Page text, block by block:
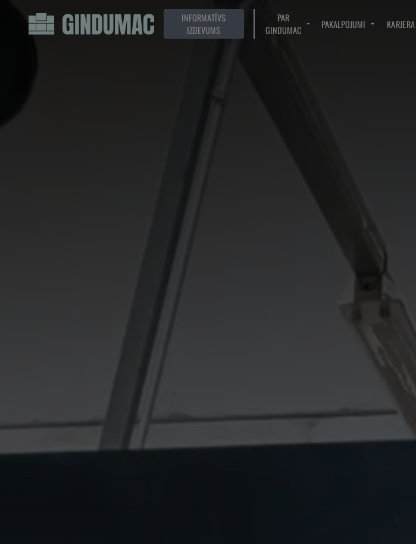
INFORMATĪVS
IZDEVUMS
PAR
GINDUMAC
PAKALPOJUMI KARJERA